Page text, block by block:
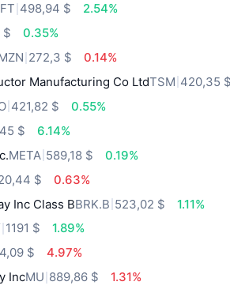
498,94 $
2.54%
$
0.35%
272,3 $
0.14%
Manufacturing Co LtdTSM 420,35
421,82 $
0.55%
$
6.14%
META 589,18 $
0.19%
$
0.63%
Inc Class BBRK.B 523,02 $
1.11%
1191 $
1.89%
$
4.97%
IncMU 889,86 $
1.31%